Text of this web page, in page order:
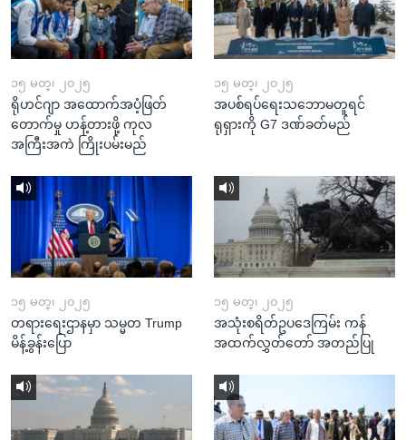
၁၅ မတ္၊ ၂၀၂၅
ရိုဟင်ဂျာ အထောက်အပံ့ဖြတ်
တောက်မှု ဟန့်တားဖို့ ကုလ
အကြီးအကဲ ကြိုးပမ်းမည်
၁၅ မတ္၊ ၂၀၂၅
အပစ်ရပ်ရေးသဘောမတူရင်
ရုရှားကို G7 ဒဏ်ခတ်မည်
၁၅ မတ္၊ ၂၀၂၅
တရားရေးဌာနမှာ သမ္မတ Trump
မိန့်ခွန်းပြော
၁၅ မတ္၊ ၂၀၂၅
အသုံးစရိတ်ဥပဒေကြမ်း ကန်
အထက်လွှတ်တော် အတည်ပြု